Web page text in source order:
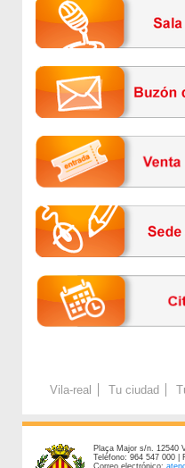
Vila-real Tu ciudad
Plaça Major s/n. 12540
Teléfono: 964 547 000 |